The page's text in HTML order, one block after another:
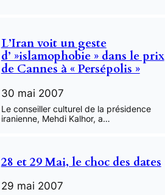
L’Iran voit un geste
d’ »islamophobie » dans le prix
de Cannes à « Persépolis »
30 mai 2007
Le conseiller culturel de la présidence
iranienne, Mehdi Kalhor, a…
28 et 29 Mai, le choc des dates
29 mai 2007